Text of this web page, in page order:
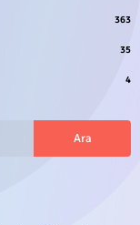
363
35
4